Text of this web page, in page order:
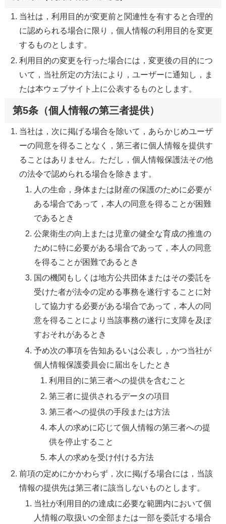
当社は，利用目的が変更前と関連性を有すると合理的
に認められる場合に限り，個人情報の利用目的を変更
するものとします。
利用目的の変更を行った場合には，変更後の目的につ
いて，当社所定の方法により，ユーザーに通知し，ま
たは本ウェブサイト上に公表するものとします。
第5条（個人情報の第三者提供）
当社は，次に掲げる場合を除いて，あらかじめユーザ
ーの同意を得ることなく，第三者に個人情報を提供す
ることはありません。ただし，個人情報保護法その他
の法令で認められる場合を除きます。
人の生命，身体または財産の保護のために必要が
ある場合であって，本人の同意を得ることが困難
であるとき
公衆衛生の向上または児童の健全な育成の推進の
ために特に必要がある場合であって，本人の同意
を得ることが困難であるとき
国の機関もしくは地方公共団体またはその委託を
受けた者が法令の定める事務を遂行することに対
して協力する必要がある場合であって，本人の同
意を得ることにより当該事務の遂行に支障を及ぼ
すおそれがあるとき
予め次の事項を告知あるいは公表し，かつ当社が
個人情報保護委員会に届出をしたとき
利用目的に第三者への提供を含むこと
第三者に提供されるデータの項目
第三者への提供の手段または方法
本人の求めに応じて個人情報の第三者への提
供を停止すること
本人の求めを受け付ける方法
前項の定めにかかわらず，次に掲げる場合には，当該
情報の提供先は第三者に該当しないものとします。
当社が利用目的の達成に必要な範囲内において個
人情報の取扱いの全部または一部を委託する場合